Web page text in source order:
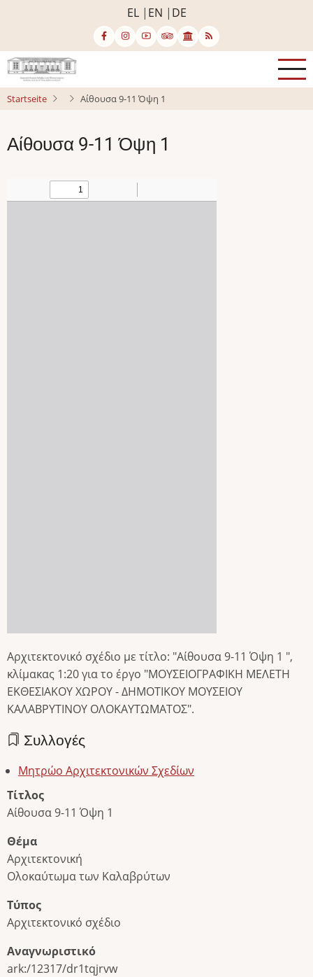
EL EN DE
Startseite Αίθουσα 9-11 Όψη 1
Αίθουσα 9-11 Όψη 1
Αρχιτεκτονικό σχέδιο με τίτλο: "Αίθουσα 9-11 Όψη 1 ",
κλίμακας 1:20 για το έργο "ΜΟΥΣΕΙΟΓΡΑΦΙΚΗ ΜΕΛΕΤΗ
ΕΚΘΕΣΙΑΚΟΥ ΧΩΡΟΥ - ΔΗΜΟΤΙΚΟΥ ΜΟΥΣΕΙΟΥ
ΚΑΛΑΒΡΥΤΙΝΟΥ ΟΛΟΚΑΥΤΩΜΑΤΟΣ".
Συλλογές
Μητρώο Αρχιτεκτονικών Σχεδίων
Τίτλος
Αίθουσα 9-11 Όψη 1
Θέμα
Αρχιτεκτονική
Ολοκαύτωμα των Καλαβρύτων
Τύπος
Αρχιτεκτονικό σχέδιο
Αναγνωριστικό
ark:/12317/dr1tqjrvw